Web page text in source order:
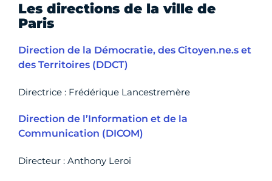
Les directions de la ville de
Paris
Direction de la Démocratie, des Citoyen.ne.s et
des Territoires (DDCT)
Directrice : Frédérique Lancestremère
Direction de l’Information et de la
Communication (DICOM)
Directeur : Anthony Leroi